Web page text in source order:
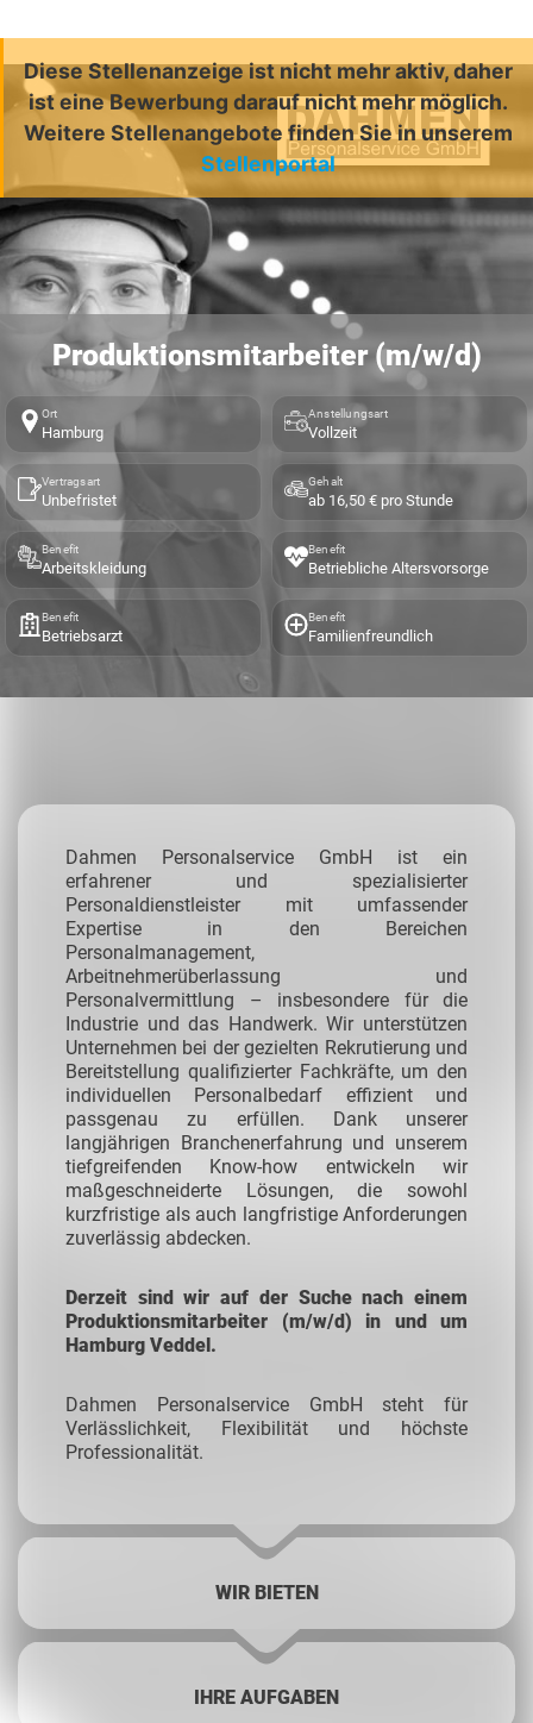
Diese Stellenanzeige ist nicht mehr aktiv, daher
ist eine Bewerbung darauf nicht mehr möglich.
Weitere Stellenangebote finden Sie in unserem
Stellenportal
Produktionsmitarbeiter (m/w/d)
Ort
Hamburg
Anstellungsart
Vollzeit
Vertragsart
Unbefristet
Gehalt
ab 16,50 € pro Stunde
Benefit
Arbeitskleidung
Benefit
Betriebliche Altersvorsorge
Benefit
Betriebsarzt
Benefit
Familienfreundlich
Dahmen Personalservice GmbH ist ein
erfahrener und spezialisierter
Personaldienstleister mit umfassender
Expertise in den Bereichen
Personalmanagement,
Arbeitnehmerüberlassung und
Personalvermittlung – insbesondere für die
Industrie und das Handwerk.Wir unterstützen
Unternehmen bei der gezielten Rekrutierung und
Bereitstellung qualifizierter Fachkräfte, um den
individuellen Personalbedarf effizient und
passgenau zu erfüllen. Dank unserer
langjährigen Branchenerfahrung und unserem
tiefgreifenden Know-how entwickeln wir
maßgeschneiderte Lösungen, die sowohl
kurzfristige als auch langfristige Anforderungen
zuverlässig abdecken.
Derzeit sind wir auf der Suche nach einem
Produktionsmitarbeiter (m/w/d) in und um
Hamburg Veddel.
Dahmen Personalservice GmbH steht für
Verlässlichkeit, Flexibilität und höchste
Professionalität.
WIR BIETEN
IHRE AUFGABEN